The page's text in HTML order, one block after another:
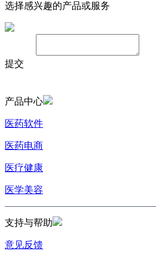
选择感兴趣的产品或服务
提交
产品中心
医药软件
医药电商
医疗健康
医学美容
支持与帮助
意见反馈